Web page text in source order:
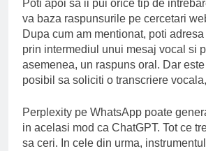
Poti apoi sa ii pui orice tip de
va baza raspunsurile pe cercetari
Dupa cum am mentionat, poti adresa
prin intermediul unui mesaj vocal si
asemenea, un raspuns oral. Dar
posibil sa soliciti o transcriere
Perplexity pe WhatsApp poate
in acelasi mod ca ChatGPT. Tot ce
sa ceri. In cele din urma,